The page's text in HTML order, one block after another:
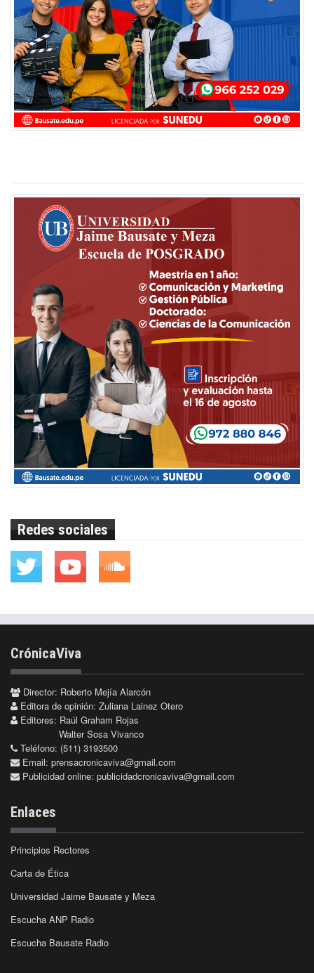
Redes sociales
CrónicaViva
Director: Roberto Mejía Alarcón
Editora de opinión: Zuliana Lainez Otero
Editores: Raúl Graham Rojas
Walter Sosa Vivanco
Teléfono: (511) 3193500
Email: prensacronicaviva@gmail.com
Publicidad online: publicidadcronicaviva@gmail.com
Enlaces
Principios Rectores
Carta de Ética
Universidad Jaime Bausate y Meza
Escucha ANP Radio
Escucha Bausate Radio